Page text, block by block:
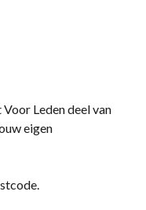
Leden deel van
eigen